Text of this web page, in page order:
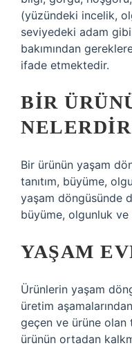
(yüzündeki incelik,
seviyedeki adam
bakımından
ifade etmektedir.
BIR
Bir ürünün yaşam
tanıtım, büyüme,
yaşam döngüsünde
büyüme, olgunluk ve
YAŞAM
Ürünlerin yaşam
üretim
geçen ve ürüne olan
ürünün ortadan